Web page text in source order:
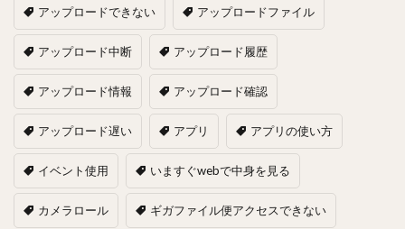
アップロードできない アップロードファイル
アップロード中断 アップロード履歴
アップロード情報 アップロード確認
アップロード遅い アプリ アプリの使い方
イベント使用 いますぐwebで中身を見る
カメラロール ギガファイル便アクセスできない